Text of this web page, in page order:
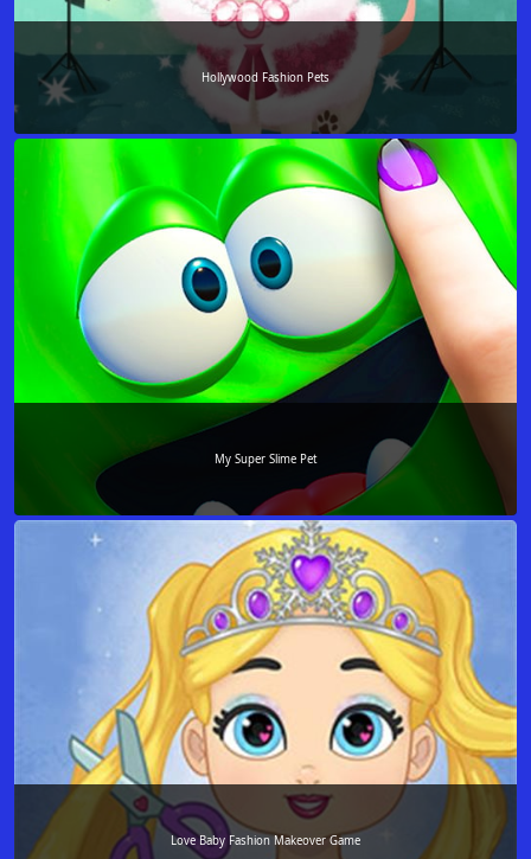
Hollywood Fashion Pets
My Super Slime Pet
Love Baby Fashion Makeover Game